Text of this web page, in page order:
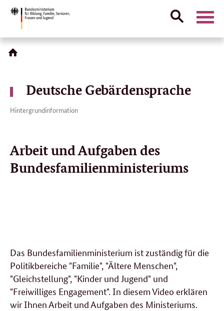
Direktlink:
Suche
Deutsche Gebärdensprache
Hintergrundinformation
Arbeit und Aufgaben des
Bundesfamilien­ministeriums
Das Bundesfamilienministerium ist zuständig für die
Politikbereiche "Familie", "Ältere Menschen",
"Gleichstellung", "Kinder und Jugend" und
"Freiwilliges Engagement". In diesem Video erklären
wir Ihnen Arbeit und Aufgaben des Ministeriums.